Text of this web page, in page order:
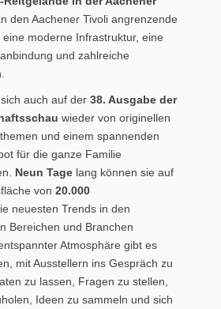
den Aachener Tivoli angrenzende
moderne Infrastruktur, eine
und zahlreiche
auch auf der 38. Ausgabe der
wieder von originellen
und einem spannenden
für die ganze Familie
Neun Tage lang können sie auf
von 20.000
neuesten Trends in den
Bereichen und Branchen
Atmosphäre gibt es
mit Ausstellern ins Gespräch zu
zu lassen, Fragen zu stellen,
Ideen zu sammeln und sich